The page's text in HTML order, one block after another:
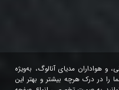
هواداران مدیای آنالوگ، به‌ویژه
را در درک هرچه بیشتر و بهتر این